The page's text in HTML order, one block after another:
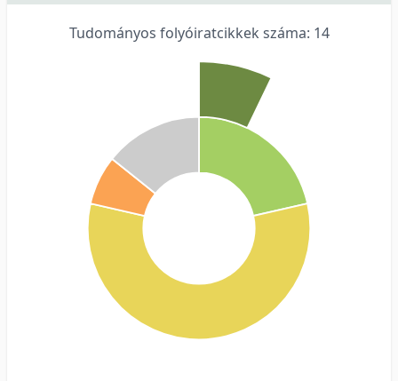
Tudományos folyóiratcikkek száma: 14